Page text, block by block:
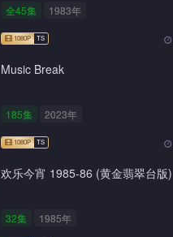
全45集 1983年
Music Break
185集 2023年
欢乐今宵 1985-86 (黄金翡翠台版)
32集 1985年